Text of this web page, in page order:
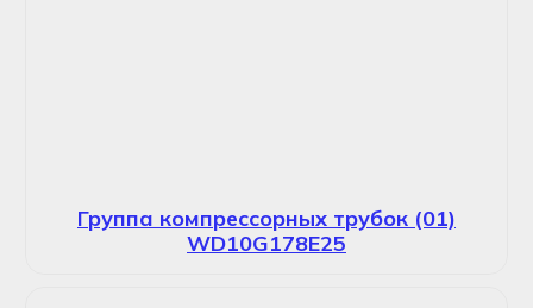
Группа компрессорных трубок (01)
WD10G178E25